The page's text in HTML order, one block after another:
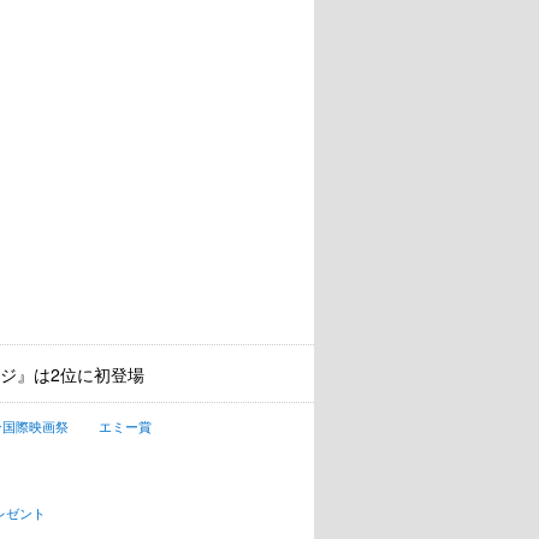
』は2位に初登場
際映画祭
エミー賞
ゼント